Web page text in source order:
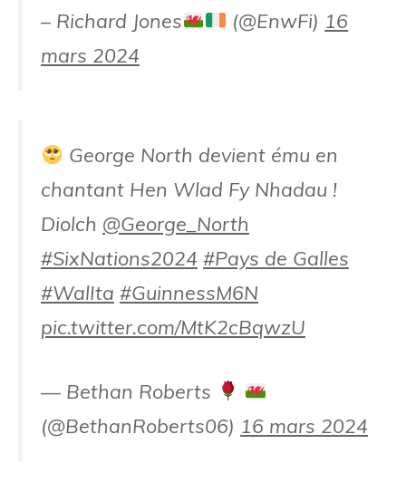
– Richard Jones (@EnwFi) 16
mars 2024
George North devient ému en
chantant Hen Wlad Fy Nhadau !
Diolch @George_North
#SixNations2024 #Pays de Galles
#WalIta #GuinnessM6N
pic.twitter.com/MtK2cBqwzU
— Bethan Roberts
(@BethanRoberts06) 16 mars 2024